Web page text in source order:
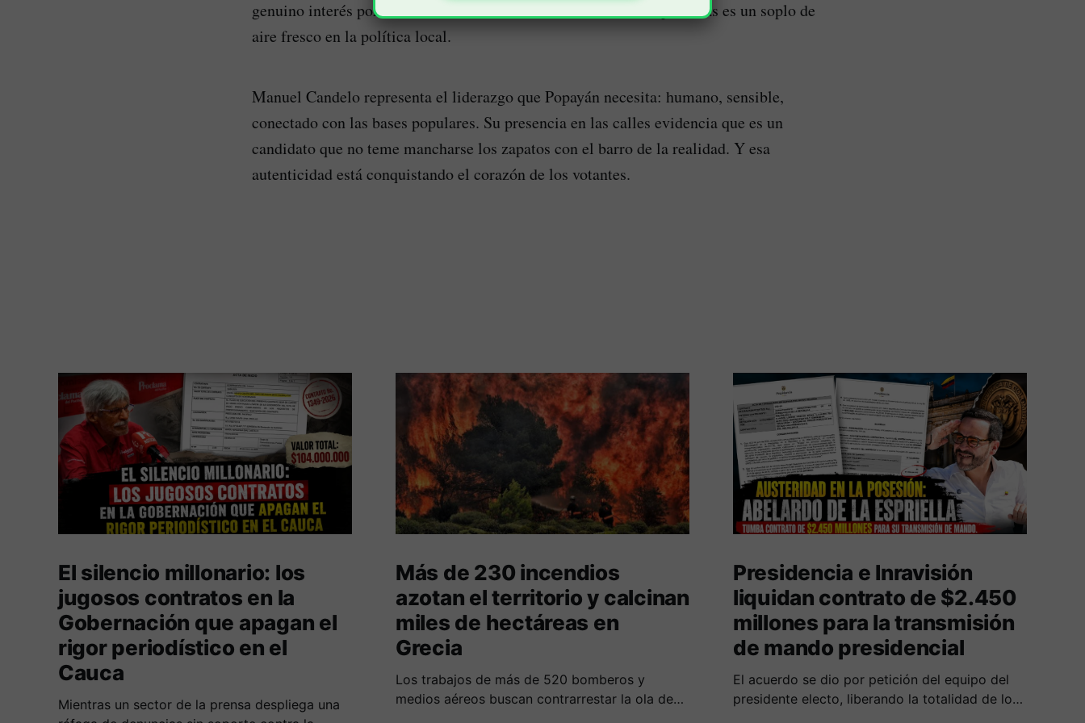
genuino interés por entender las necesidades cotidianas de las personas es un soplo de
aire fresco en la política local.
Manuel Candelo representa el liderazgo que Popayán necesita: humano, sensible,
conectado con las bases populares. Su presencia en las calles evidencia que es un
candidato que no teme mancharse los zapatos con el barro de la realidad. Y esa
autenticidad está conquistando el corazón de los votantes.
El silencio millonario: los
jugosos contratos en la
Gobernación que apagan el
rigor periodístico en el
Cauca
Mientras un sector de la prensa despliega una
Más de 230 incendios
azotan el territorio y calcinan
miles de hectáreas en
Grecia
Los trabajos de más de 520 bomberos y
medios aéreos buscan contrarrestar la ola de
Presidencia e Inravisión
liquidan contrato de $2.450
millones para la transmisión
de mando presidencial
​El acuerdo se dio por petición del equipo del
presidente electo, liberando la totalidad de los